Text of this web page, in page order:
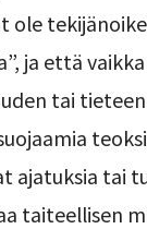
ole
ja että
tai
ajatuksia tai
taiteellisen